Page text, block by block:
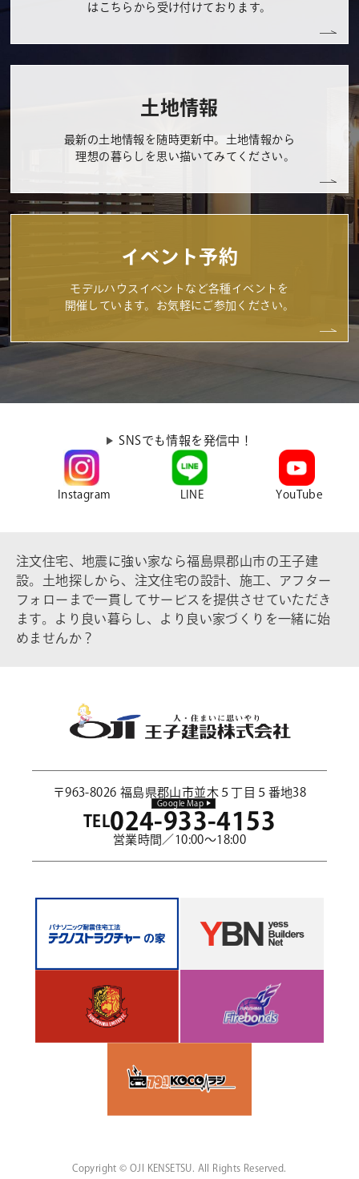
はこちらから受け付けております。
土地情報
最新の土地情報を随時更新中。土地情報から
理想の暮らしを思い描いてみてください。
イベント予約
モデルハウスイベントなど各種イベントを
開催しています。お気軽にご参加ください。
SNSでも情報を発信中！
Instagram LINE YouTube
注文住宅、地震に強い家なら福島県郡山市の王子建
設。土地探しから、注文住宅の設計、施工、アフター
フォローまで一貫してサービスを提供させていただき
ます。より良い暮らし、より良い家づくりを一緒に始
めませんか？
〒963-8026 福島県郡山市並木５丁目５番地38
Google Map
TEL024-933-4153
営業時間／10:00～18:00
Copyright © OJI KENSETSU. All Rights Reserved.